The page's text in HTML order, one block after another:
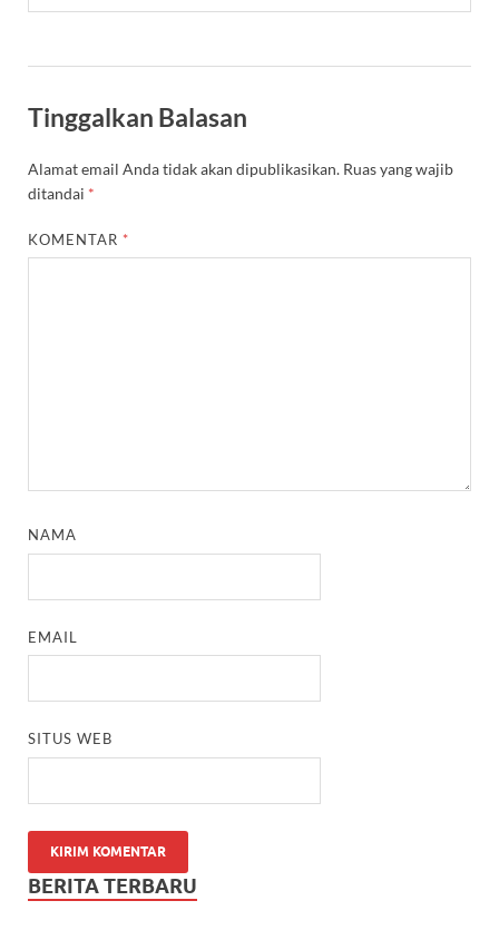
Tinggalkan Balasan
Alamat email Anda tidak akan dipublikasikan. Ruas yang wajib
ditandai *
KOMENTAR *
NAMA
EMAIL
SITUS WEB
BERITA TERBARU